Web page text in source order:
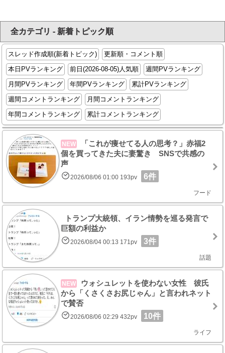
全カテゴリ - 新着トピック順
スレッド作成順(新着トピック)
更新順・コメント順
本日PVランキング
前日(2026-08-05)人気順
週間PVランキング
月間PVランキング
年間PVランキング
累計PVランキング
週間コメントランキング
月間コメントランキング
年間コメントランキング
累計コメントランキング
NEW
「これが痩せてる人の思考？」赤福2
個を買ってきた夫に妻驚き SNSで共感の
声
2026/08/06 01:00 193pv 6件
フード
トランプ大統領、イラン情勢を巡る発言で
巨額の利益か
2026/08/04 00:13 171pv 3件
話題
NEW
ウォシュレットを使わない女性 彼氏
から「くさくさお尻じゃん」と言われネット
で賛否
2026/08/06 02:29 432pv 10件
ライフ